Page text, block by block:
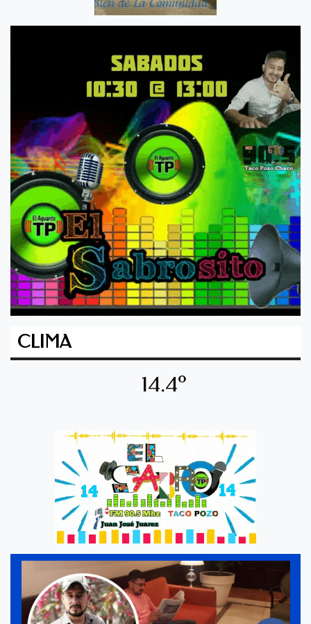
CLIMA
14.4º